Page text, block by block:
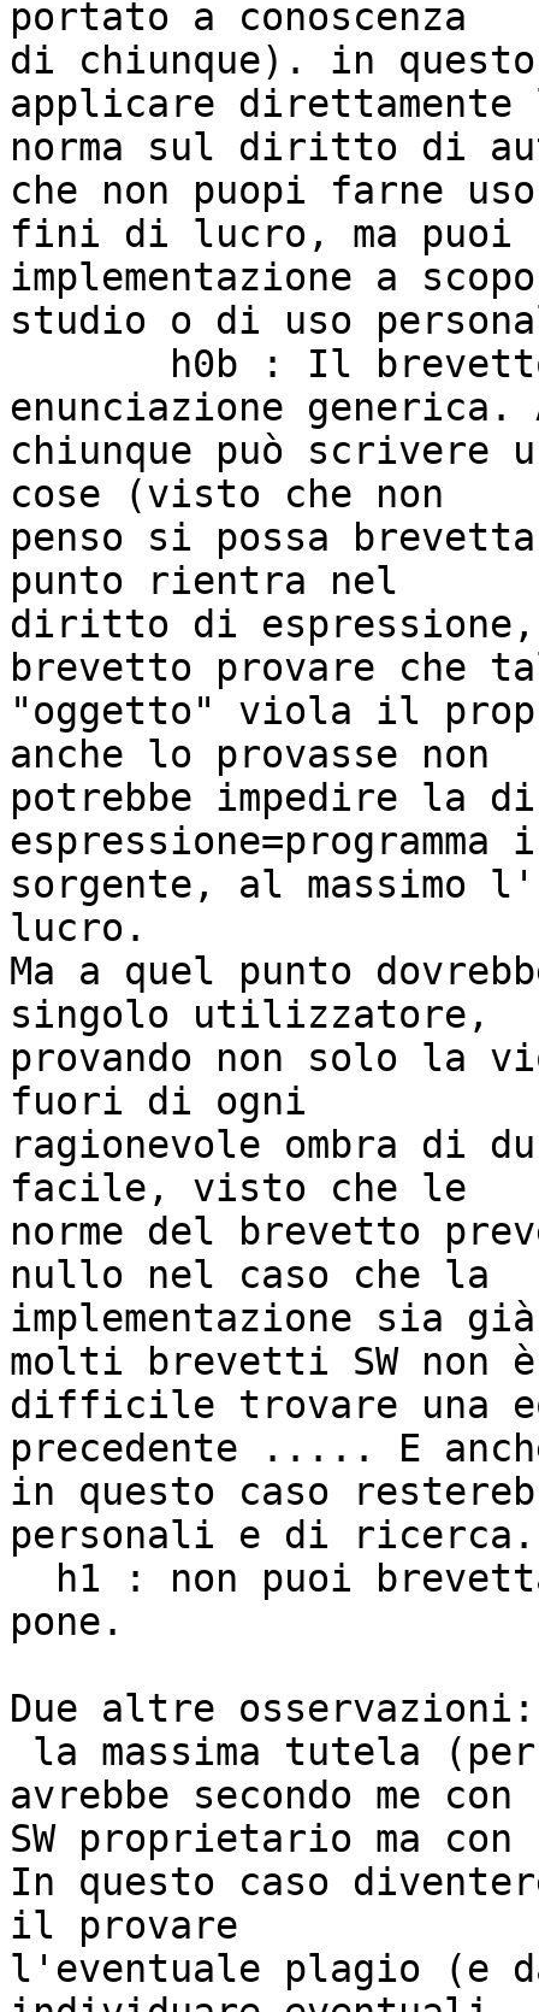
portato a conoscenza
di chiunque). in
applicare
norma sul diritto di
che non puopi farne
fini di lucro, ma puoi
implementazione a
studio o di uso
enunciazione
chiunque può scrivere
cose (visto che non
penso si possa
punto rientra nel
diritto di
brevetto provare che
"oggetto" viola il
anche lo provasse non
potrebbe impedire la
sorgente, al massimo
lucro.
Ma a quel punto
singolo utilizzatore,
provando non solo la
fuori di ogni
ragionevole ombra di
facile, visto che le
norme del brevetto
nullo nel caso che la
implementazione sia
molti brevetti SW non
difficile trovare una
precedente ..... E
in questo caso
personali e di ricerca.
pone.
Due altre osservazioni:
avrebbe secondo me
SW proprietario ma
In questo caso
il provare
l'eventuale plagio (e